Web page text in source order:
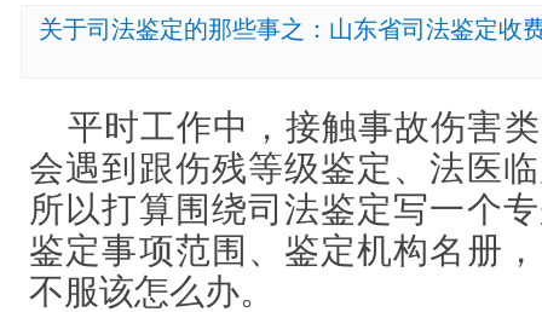
关于司法鉴定的那些事之：山东省司法鉴定收
平时工作中，接触事故伤害
会遇到跟伤残等级鉴定、法医
所以打算围绕司法鉴定写一个
鉴定事项范围、鉴定机构名册
不服该怎么办。